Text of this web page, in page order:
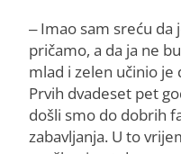
– Imao sam sreću da
pričamo, a da ja ne
mlad i zelen učinio je
Prvih dvadeset pet
došli smo do dobrih
zabavljanja. U to